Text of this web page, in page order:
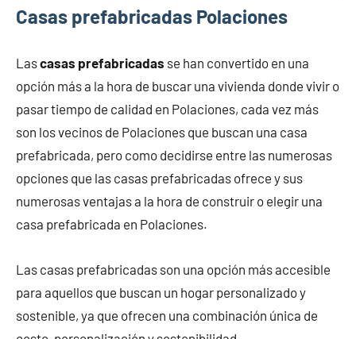
Casas prefabricadas Polaciones
Lascasas prefabricadas se han convertido en una
opción más a la hora de buscar una vivienda donde vivir o
pasar tiempo de calidad en Polaciones, cada vez más
son los vecinos de Polaciones que buscan una casa
prefabricada, pero como decidirse entre las numerosas
opciones que las casas prefabricadas ofrece y sus
numerosas ventajas a la hora de construir o elegir una
casa prefabricada en Polaciones.
Las casas prefabricadas son una opción más accesible
para aquellos que buscan un hogar personalizado y
sostenible, ya que ofrecen una combinación única de